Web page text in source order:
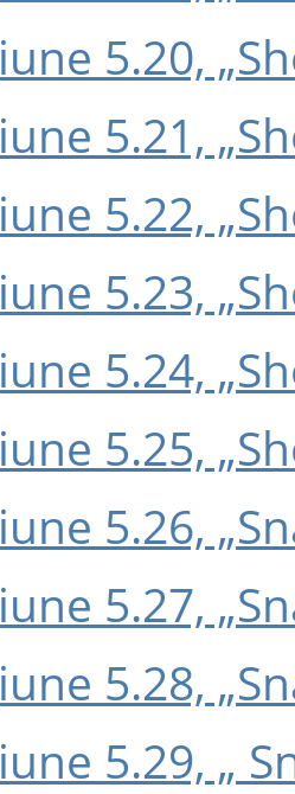
5.20,
5.21,
5.22,
5.23,
5.24,
5.25,
5.26,
5.27,
5.28,
5.29, „